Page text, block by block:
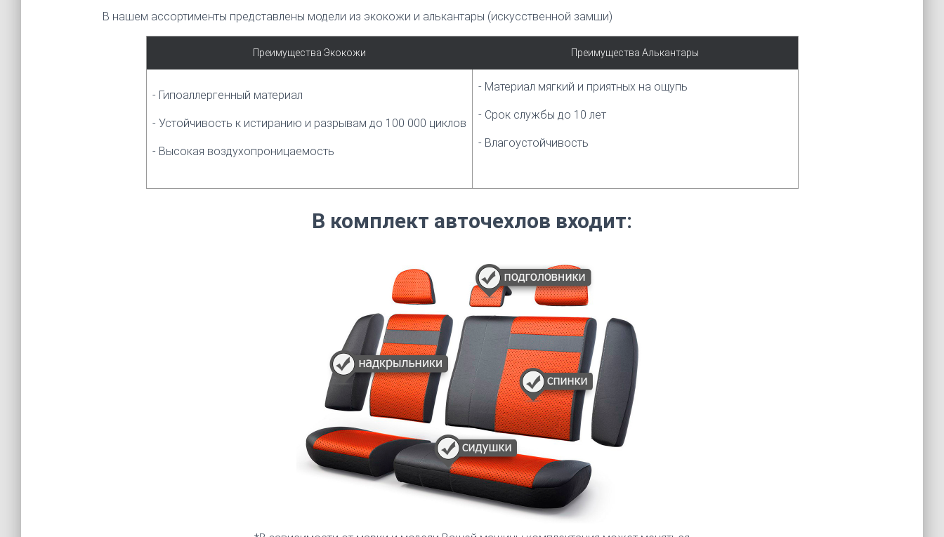
В нашем ассортименты представлены модели из экокожи и алькантары (искусственной замши)
Преимущества Экокожи Преимущества Алькантары
- Гипоаллергенный материал
- Устойчивость к истиранию и разрывам до 100 000 циклов
- Высокая воздухопроницаемость
- Материал мягкий и приятных на ощупь
- Срок службы до 10 лет
- Влагоустойчивость
В комплект авточехлов входит: